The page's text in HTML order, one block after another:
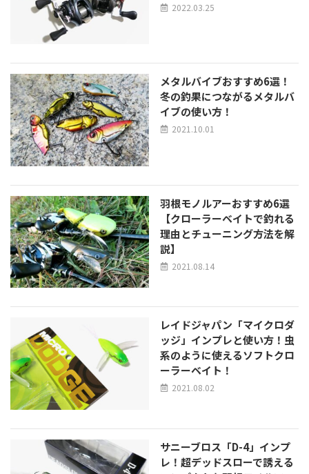
2022.03.25
メタルバイブおすすめ6選！
冬の釣果につながるメタルバ
イブの使い方！
2021.10.01
羽根モノルアーおすすめ6選
【クローラーベイトで釣れる
理由とチューニング方法を解
説】
2021.08.14
レイドジャパン「マイクロダ
ッジ」インプレと使い方！虫
系のように使えるソフトクロ
ーラーベイト！
2021.08.02
サニーブロス「D-4」インプ
レ！超デッドスローで誘える